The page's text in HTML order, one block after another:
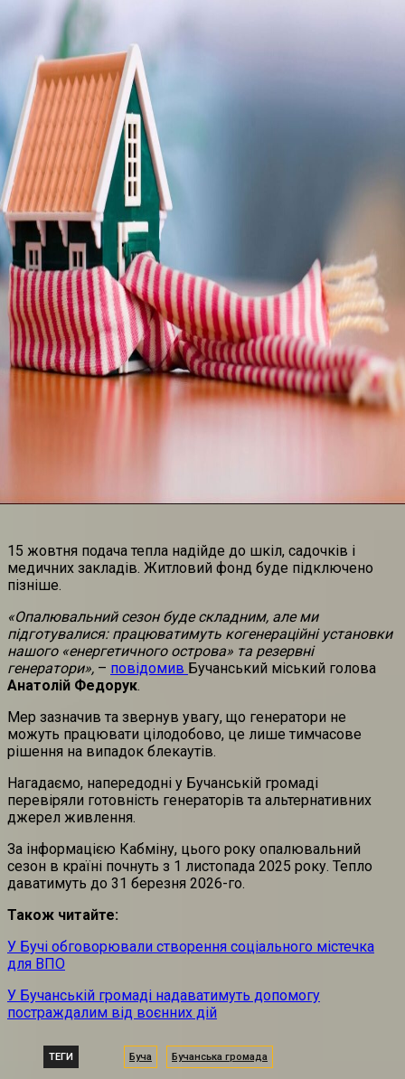
15 жовтня подача тепла надійде до шкіл, садочків і
медичних закладів. Житловий фонд буде підключено
пізніше.
«Опалювальний сезон буде складним, але ми
підготувалися: працюватимуть когенераційні установки
нашого «енергетичного острова» та резервні
генератори», – повідомив Бучанський міський голова
Анатолій Федорук.
Мер зазначив та звернув увагу, що генератори не
можуть працювати цілодобово, це лише тимчасове
рішення на випадок блекаутів.
Нагадаємо, напередодні у Бучанській громаді
перевіряли готовність генераторів та альтернативних
джерел живлення.
За інформацією Кабміну, цього року опалювальний
сезон в країні почнуть з 1 листопада 2025 року. Тепло
даватимуть до 31 березня 2026-го.
Також читайте:
У Бучі обговорювали створення соціального містечка
для ВПО
У Бучанській громаді надаватимуть допомогу
постраждалим від воєнних дій
ТЕГИ Буча Бучанська громада